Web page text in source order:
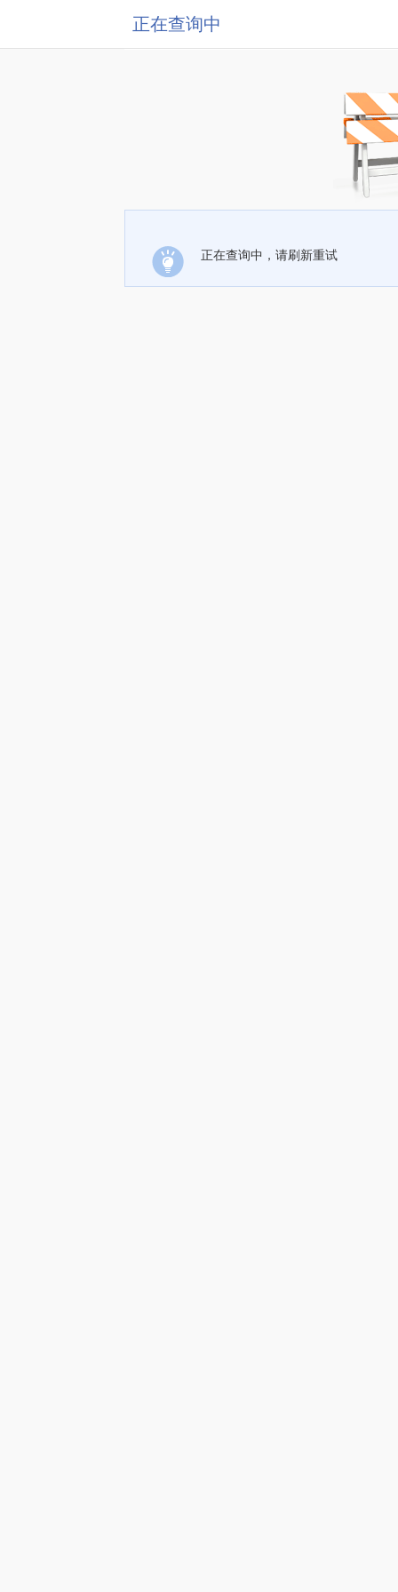
正在查询中
正在查询中，请刷新重试